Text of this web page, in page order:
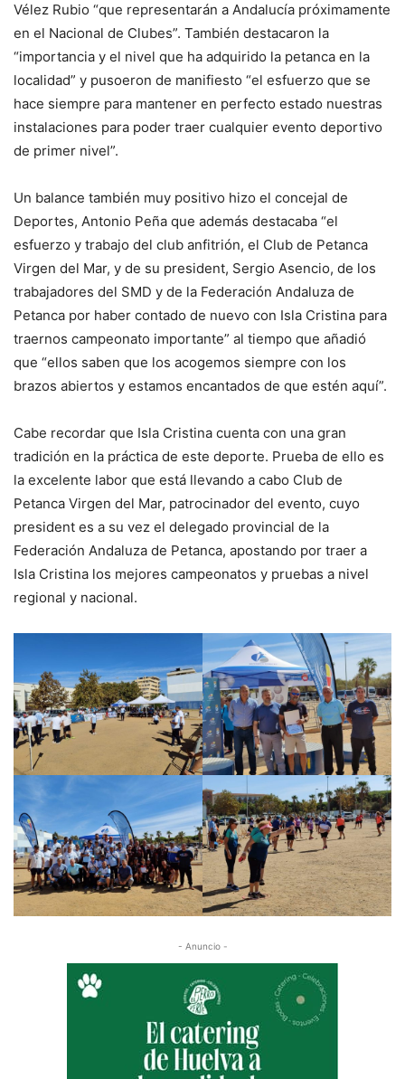
Vélez Rubio “que representarán a Andalucía próximamente
en el Nacional de Clubes”. También destacaron la
“importancia y el nivel que ha adquirido la petanca en la
localidad” y pusoeron de manifiesto “el esfuerzo que se
hace siempre para mantener en perfecto estado nuestras
instalaciones para poder traer cualquier evento deportivo
de primer nivel”.
Un balance también muy positivo hizo el concejal de
Deportes, Antonio Peña que además destacaba “el
esfuerzo y trabajo del club anfitrión, el Club de Petanca
Virgen del Mar, y de su president, Sergio Asencio, de los
trabajadores del SMD y de la Federación Andaluza de
Petanca por haber contado de nuevo con Isla Cristina para
traernos campeonato importante” al tiempo que añadió
que “ellos saben que los acogemos siempre con los
brazos abiertos y estamos encantados de que estén aquí”.
Cabe recordar que Isla Cristina cuenta con una gran
tradición en la práctica de este deporte. Prueba de ello es
la excelente labor que está llevando a cabo Club de
Petanca Virgen del Mar, patrocinador del evento, cuyo
president es a su vez el delegado provincial de la
Federación Andaluza de Petanca, apostando por traer a
Isla Cristina los mejores campeonatos y pruebas a nivel
regional y nacional.
- Anuncio -